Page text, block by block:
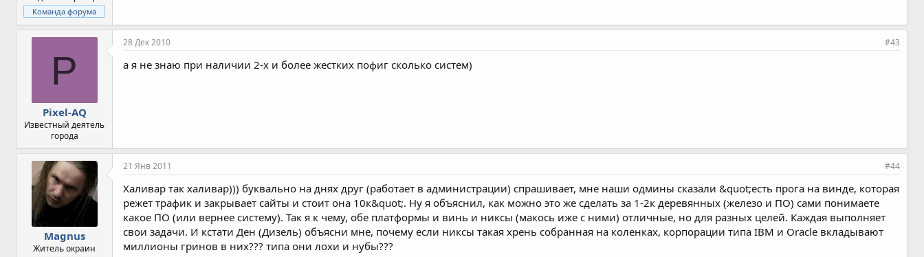
Команда форума
P
Pixel-AQ
Известный деятель
города
28 Дек 2010 #43
а я не знаю при наличии 2-х и более жестких пофиг сколько систем)
Magnus
Житель окраин
21 Янв 2011 #44
Халивар так халивар))) буквально на днях друг (работает в администрации) спрашивает, мне наши одмины сказали &quot;есть прога на винде, которая
режет трафик и закрывает сайты и стоит она 10к&quot;. Ну я объяснил, как можно это же сделать за 1-2к деревянных (железо и ПО) сами понимаете
какое ПО (или вернее систему). Так я к чему, обе платформы и винь и никсы (макось иже с ними) отличные, но для разных целей. Каждая выполняет
свои задачи. И кстати Ден (Дизель) объясни мне, почему если никсы такая хрень собранная на коленках, корпорации типа IBM и Oracle вкладывают
миллионы гринов в них??? типа они лохи и нубы???